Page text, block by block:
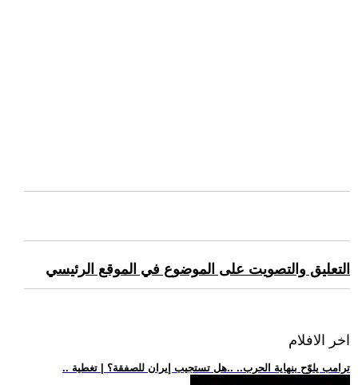
التعليق والتصويت على الموضوع في الموقع الرئيسي
اخر الافلام
.. ترامب يلوّح بنهاية الحرب.. ..هل تستجيب إيران للصفقة؟ | تغطية